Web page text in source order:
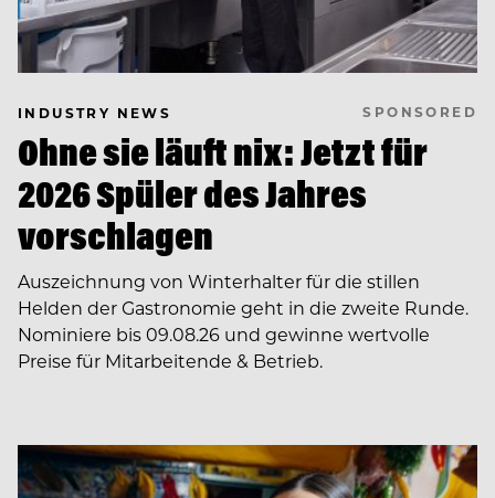
INDUSTRY NEWS SPONSORED
Ohne sie läuft nix: Jetzt für
2026 Spüler des Jahres
vorschlagen
Auszeichnung von Winterhalter für die stillen
Helden der Gastronomie geht in die zweite Runde.
Nominiere bis 09.08.26 und gewinne wertvolle
Preise für Mitarbeitende & Betrieb.